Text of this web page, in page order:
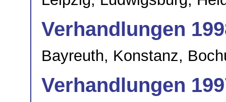
Verhandlungen
Bayreuth, Konstanz,
Verhandlungen